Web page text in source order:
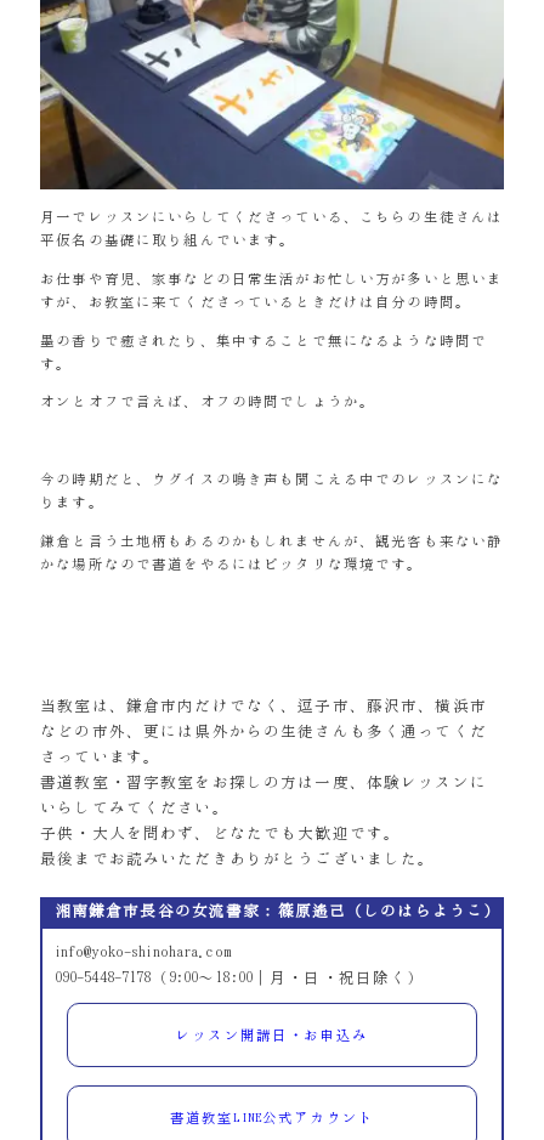
月一でレッスンにいらしてくださっている、こちらの生徒さんは
平仮名の基礎に取り組んでいます。
お仕事や育児、家事などの日常生活がお忙しい方が多いと思いま
すが、お教室に来てくださっているときだけは自分の時間。
墨の香りで癒されたり、集中することで無になるような時間で
す。
オンとオフで言えば、オフの時間でしょうか。
今の時期だと、ウグイスの鳴き声も聞こえる中でのレッスンにな
ります。
鎌倉と言う土地柄もあるのかもしれませんが、観光客も来ない静
かな場所なので書道をやるにはピッタリな環境です。
当教室は、鎌倉市内だけでなく、逗子市、藤沢市、横浜市
などの市外、更には県外からの生徒さんも多く通ってくだ
さっています。
書道教室・習字教室をお探しの方は一度、体験レッスンに
いらしてみてください。
子供・大人を問わず、どなたでも大歓迎です。
最後までお読みいただきありがとうございました。
湘南鎌倉市長谷の女流書家：篠原遙己（しのはらようこ）
info@yoko-shinohara.com
090-5448-7178（9:00～18:00｜月・日・祝日除く）
レッスン開講日・お申込み
書道教室LINE公式アカウント